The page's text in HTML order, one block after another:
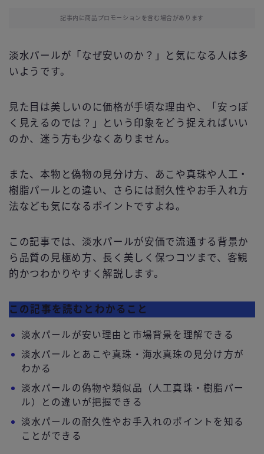
記事内に商品プロモーションを含む場合があります
淡水パールが「なぜ安いのか？」と気になる人は多
いようです。
見た目は美しいのに価格が手頃な理由や、「安っぽ
く見えるのでは？」という印象をどう捉えればいい
のか、迷う方も少なくありません。
また、本物と偽物の見分け方、あこや真珠や人工・
樹脂パールとの違い、さらには耐久性やお手入れ方
法なども気になるポイントですよね。
この記事では、淡水パールが安価で流通する背景か
ら品質の見極め方、長く美しく保つコツまで、客観
的かつわかりやすく解説します。
この記事を読むとわかること
淡水パールが安い理由と市場背景を理解できる
淡水パールとあこや真珠・海水真珠の見分け方が
わかる
淡水パールの偽物や類似品（人工真珠・樹脂パー
ル）との違いが把握できる
淡水パールの耐久性やお手入れのポイントを知る
ことができる